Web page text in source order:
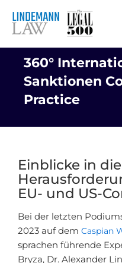
Inhalt
springen
360°
Sanktionen
Practice
Einblicke in die
EU- und US-
Bei der letzten
2023 auf dem Caspian
sprachen führende
Bryza, Dr. Alexander